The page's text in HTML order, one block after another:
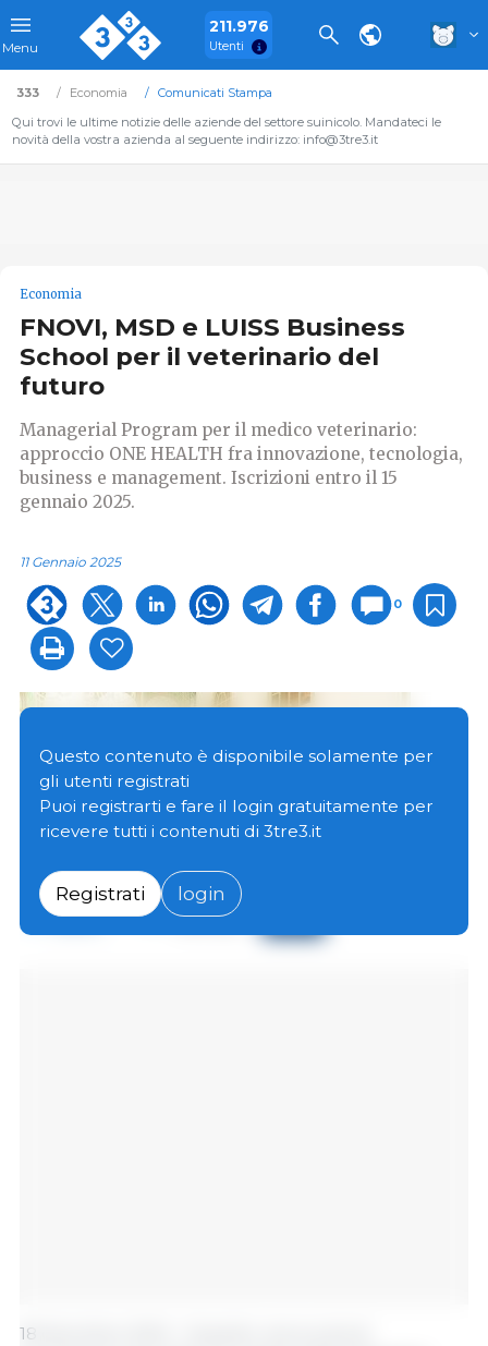
Menu
211.976
Utenti
333 Economia
Comunicati Stampa
Qui trovi le ultime notizie delle aziende del settore suinicolo. Mandateci le
novità della vostra azienda al seguente indirizzo: info@3tre3.it
Economia
FNOVI, MSD e LUISS Business
School per il veterinario del
futuro
Managerial Program per il medico veterinario:
approccio ONE HEALTH fra innovazione, tecnologia,
business e management. Iscrizioni entro il 15
gennaio 2025.
11 Gennaio 2025
0
18 dicembre 2024 - Quando una scuola di
Questo contenuto è disponibile solamente per
gli utenti registrati
Puoi registrarti e fare il login gratuitamente per
ricevere tutti i contenuti di 3tre3.it
Registrati login